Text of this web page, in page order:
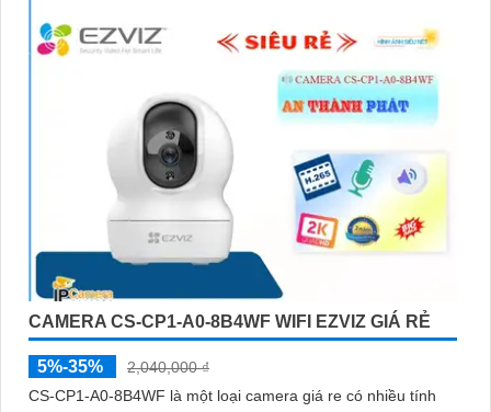
CAMERA CS-CP1-A0-8B4WF WIFI EZVIZ GIÁ RẺ
5%-35%
2,040,000 ₫
CS-CP1-A0-8B4WF là một loại camera giá re có nhiều tính